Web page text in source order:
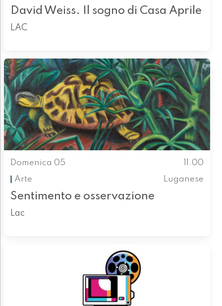
David Weiss. Il sogno di Casa Aprile
LAC
Domenica 05
11.00
Arte
Luganese
Sentimento e osservazione
Lac